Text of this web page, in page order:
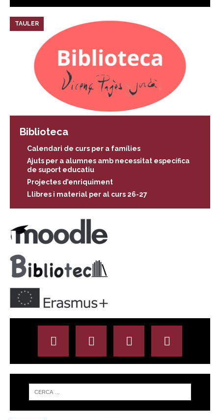
TAULER
Biblioteca
Calendari de curs per a famílies
Ajuts per a alumnes amb necessitat específica
de suport educatiu
Projectes d’enriquiment
Llibres i material per al curs 26-27